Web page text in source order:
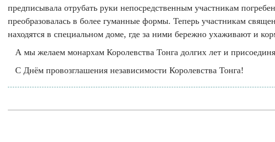
предписывала отрубать руки непосредственным участникам
преобразовалась в более гуманные формы. Теперь участникам
находятся в специальном доме, где за ними бережно ухаживают и
А мы желаем монархам Королевства Тонга долгих лет и
С Днём провозглашения независимости Королевства Тонга!